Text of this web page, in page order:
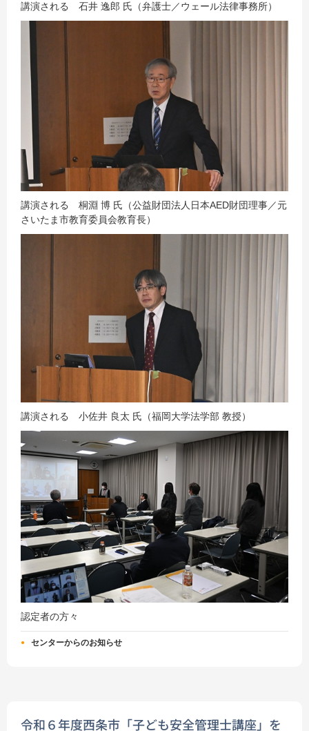
講演される 石井 逸郎 氏（弁護士／ウェール法律事務所）
講演される 桐淵 博 氏（公益財団法人日本AED財団理事／元
さいたま市教育委員会教育長）
講演される 小佐井 良太 氏（福岡大学法学部 教授）
認定者の方々
センターからのお知らせ
令和６年度西条市「子ども安全管理士講座」を